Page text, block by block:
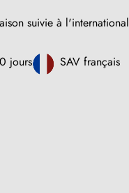
suivie à l'international
jours SAV français